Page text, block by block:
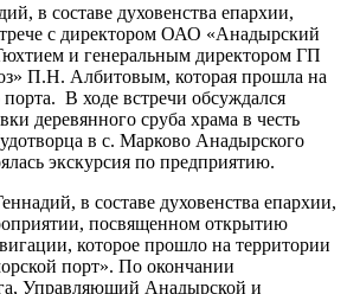
в составе духовенства епархии,
с директором ОАО «Анадырский
и генеральным директором ГП
П.Н. Албитовым, которая прошла на
В ходе встречи обсуждался
деревянного сруба храма в честь
в с. Марково Анадырского
экскурсия по предприятию.
в составе духовенства епархии,
посвященном открытию
которое прошло на территории
порт». По окончании
Управляющий Анадырской и